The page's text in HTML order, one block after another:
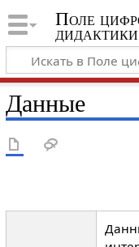
Поле
дидактики
Данные